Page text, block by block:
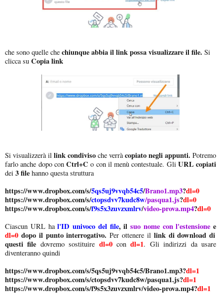
che sono quelle che chiunque abbia il link possa visualizzare il file. Si
clicca su Copia link
Si visualizzerà il link condiviso che verràcopiato negli appunti. Potremo
farlo anche dopo conCtrl+C o con il menù contestuale. Gli URL copiati
dei 3 file hanno questa struttura
https://www.dropbox.com/s/5qs5uj9vvqb54c5/Brano1.mp3?dl=0
https://www.dropbox.com/s/ctopsdvv7kudc8w/pasqua1.js?dl=0
https://www.dropbox.com/s/f9s5x3zuvzxmlrv/video-prova.mp4?dl=0
Ciascun URL hal'ID univoco del file, il suo nome con l'estensione e
dl=0 dopo il punto interrogativo.Per ottenere illink di download di
questi file dovremo sostituire dl=0con dl=1. Gli indirizzi da usare
diventeranno quindi
https://www.dropbox.com/s/5qs5uj9vvqb54c5/Brano1.mp3?dl=1
https://www.dropbox.com/s/ctopsdvv7kudc8w/pasqua1.js?dl=1
https://www.dropbox.com/s/f9s5x3zuvzxmlrv/video-prova.mp4?dl=1